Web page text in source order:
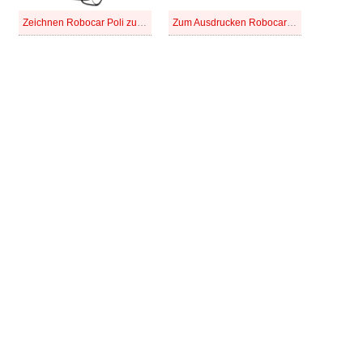
Zeichnen Robocar Poli zum Ausdrucken Zum Ausdrucken Robocar Poli